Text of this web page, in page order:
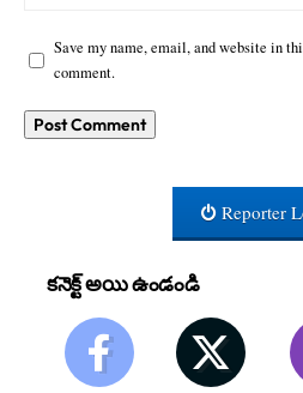
Save my name, email, and website in
comment.
Reporter
కనెక్ట్ అయి ఉండండి